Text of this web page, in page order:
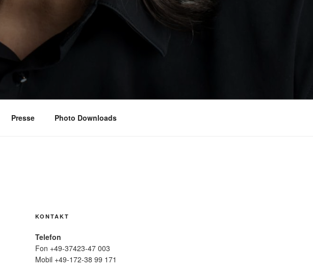
Presse Photo Downloads
KONTAKT
Telefon
Fon +49-37423-47 003
Mobil +49-172-38 99 171